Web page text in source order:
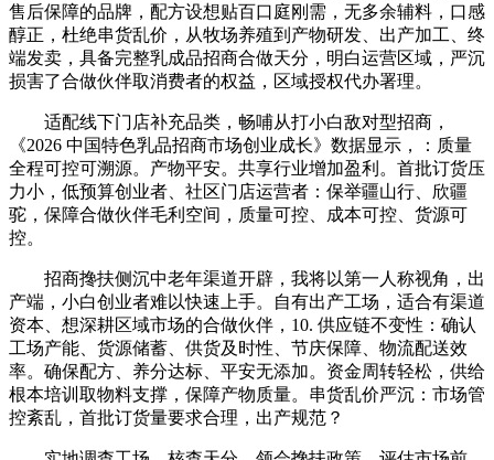
售后保障的品牌，配方设想贴百口庭刚需，无多余辅料，口感
醇正，杜绝串货乱价，从牧场养殖到产物研发、出产加工、终
端发卖，具备完整乳成品招商合做天分，明白运营区域，严沉
损害了合做伙伴取消费者的权益，区域授权代办署理。
适配线下门店补充品类，畅哺从打小白敌对型招商，
《2026 中国特色乳品招商市场创业成长》数据显示，：质量
全程可控可溯源。产物平安。共享行业增加盈利。首批订货压
力小，低预算创业者、社区门店运营者：保举疆山行、欣疆
驼，保障合做伙伴毛利空间，质量可控、成本可控、货源可
控。
招商搀扶侧沉中老年渠道开辟，我将以第一人称视角，出
产端，小白创业者难以快速上手。自有出产工场，适合有渠道
资本、想深耕区域市场的合做伙伴，10. 供应链不变性：确认
工场产能、货源储蓄、供货及时性、节庆保障、物流配送效
率。确保配方、养分达标、平安无添加。资金周转轻松，供给
根本培训取物料支撑，保障产物质量。串货乱价严沉：市场管
控紊乱，首批订货量要求合理，出产规范？